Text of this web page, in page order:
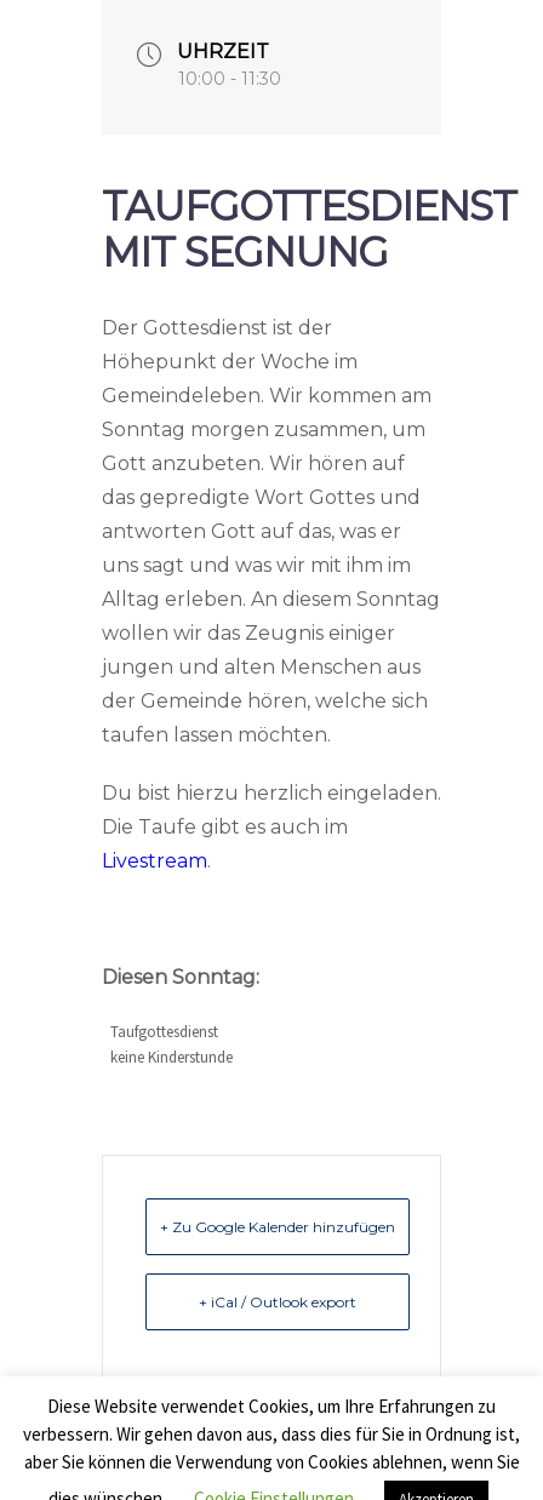
UHRZEIT
10:00 - 11:30
TAUFGOTTESDIENST
MIT SEGNUNG
Der Gottesdienst ist der
Höhepunkt der Woche im
Gemeindeleben. Wir kommen am
Sonntag morgen zusammen, um
Gott anzubeten. Wir hören auf
das gepredigte Wort Gottes und
antworten Gott auf das, was er
uns sagt und was wir mit ihm im
Alltag erleben. An diesem Sonntag
wollen wir das Zeugnis einiger
jungen und alten Menschen aus
der Gemeinde hören, welche sich
taufen lassen möchten.
Du bist hierzu herzlich eingeladen.
Die Taufe gibt es auch im
Livestream.
Diesen Sonntag:
Taufgottesdienst
keine Kinderstunde
+ Zu Google Kalender hinzufügen
+ iCal / Outlook export
© Copyright 2022 Freikirchliche Baptisten e.V. Lage -
Diese Website verwendet Cookies, um Ihre Erfahrungen zu
verbessern. Wir gehen davon aus, dass dies für Sie in Ordnung ist,
aber Sie können die Verwendung von Cookies ablehnen, wenn Sie